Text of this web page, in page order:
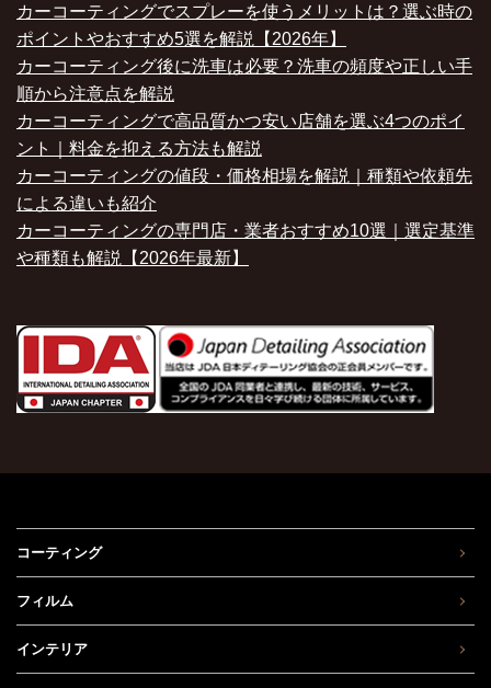
カーコーティングでスプレーを使うメリットは？選ぶ時の
ポイントやおすすめ5選を解説【2026年】
カーコーティング後に洗車は必要？洗車の頻度や正しい手
順から注意点を解説
カーコーティングで高品質かつ安い店舗を選ぶ4つのポイ
ント｜料金を抑える方法も解説
カーコーティングの値段・価格相場を解説｜種類や依頼先
による違いも紹介
カーコーティングの専門店・業者おすすめ10選｜選定基準
や種類も解説【2026年最新】
コーティング
フィルム
インテリア